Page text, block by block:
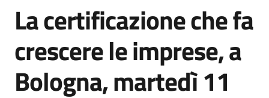
Servizi
Leggi
Atti
Salta al contenuto
La certificazione che fa
crescere le imprese, a
Bologna, martedì 11